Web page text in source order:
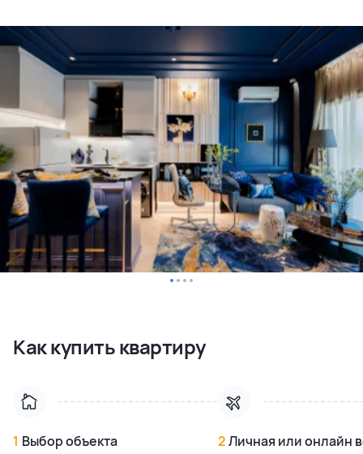
Как купить квартиру
1 Выбор объекта
2Личная или онлайн